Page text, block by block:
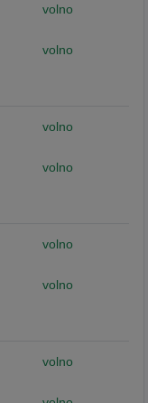
volno
volno
volno
volno
volno
volno
volno